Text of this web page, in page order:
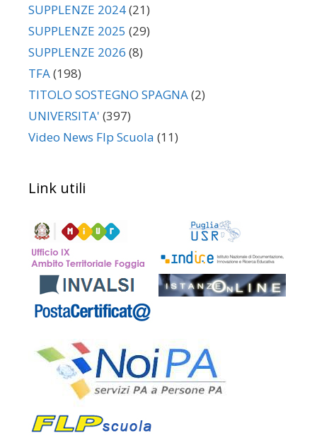
SUPPLENZE 2024(21)
SUPPLENZE 2025 (29)
SUPPLENZE 2026 (8)
TFA(198)
TITOLO SOSTEGNO SPAGNA(2)
UNIVERSITA' (397)
Video News Flp Scuola (11)
Link utili